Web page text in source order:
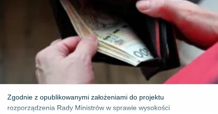
Zgodnie z opublikowanymi założeniami do projektu
rozporządzenia Rady Ministrów w sprawie wysokości